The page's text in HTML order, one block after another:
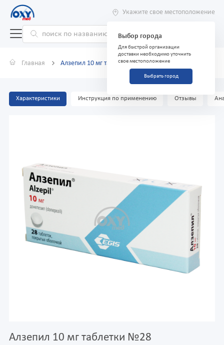
Укажите свое местоположение
Выбор города
Для быстрой организации
доставки необходимо уточнить
свое местоположение
Выбрать город
Главная Алзепил 10 мг таблетки №28
Характеристики Инструкция по применению Отзывы
Алзепил 10 мг таблетки №28